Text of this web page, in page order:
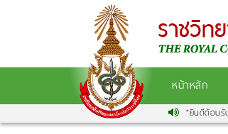
หน้าหลัก
"ยินดีต้อนรับ